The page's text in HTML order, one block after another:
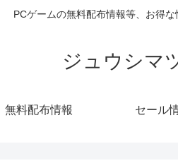
PCゲームの無料配布情報等、お得な
ジュウシマ
無料配布情報 セール